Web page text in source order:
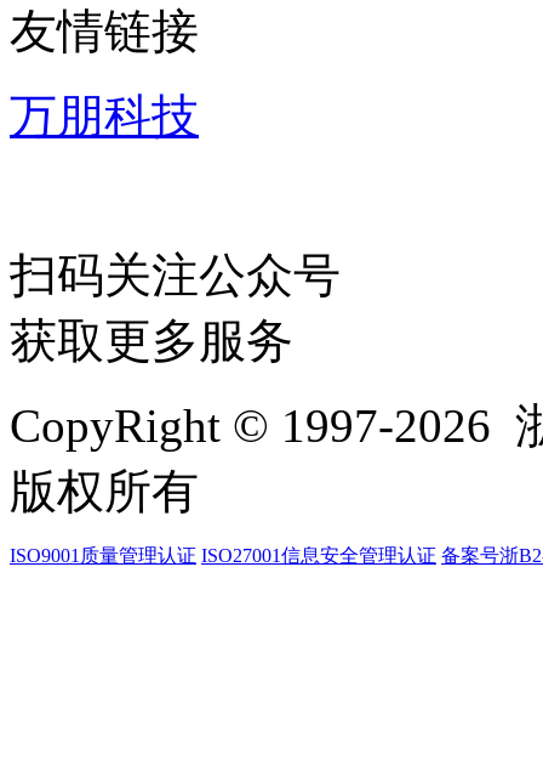
友情链接
万朋科技
扫码关注公众号
获取更多服务
CopyRight © 1997-2026
版权所有
ISO9001质量管理认证 ISO27001信息安全管理认证 备案号浙